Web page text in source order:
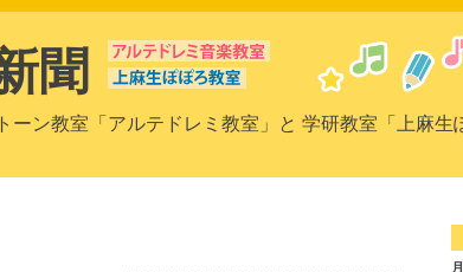
聞
ン教室「アルテドレミ教室」と 学研教室「上麻生
月